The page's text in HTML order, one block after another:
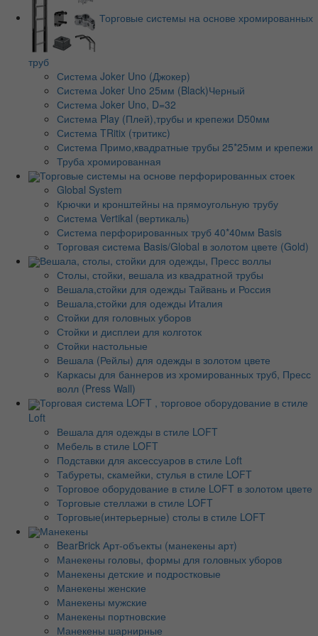
Торговые системы на основе хромированных
труб
Система Joker Uno (Джокер)
Система Joker Uno 25мм (Black)Черный
Система Joker Uno, D=32
Система Play (Плей),трубы и крепежи D50мм
Система TRitix (тритикс)
Система Примо,квадратные трубы 25*25мм и крепежи
Труба хромированная
Торговые системы на основе перфорированных стоек
Global System
Крючки и кронштейны на прямоугольную трубу
Система Vertikal (вертикаль)
Система перфорированных труб 40*40мм Basis
Торговая система Basis/Global в золотом цвете (Gold)
Вешала, столы, стойки для одежды, Пресс воллы
Столы, стойки, вешала из квадратной трубы
Вешала,стойки для одежды Тайвань и Россия
Вешала,стойки для одежды Италия
Стойки для головных уборов
Стойки и дисплеи для колготок
Стойки настольные
Вешала (Рейлы) для одежды в золотом цвете
Каркасы для баннеров из хромированных труб, Пресс
волл (Press Wall)
Торговая система LOFT , торговое оборудование в стиле
Loft
Вешала для одежды в стиле LOFT
Мебель в стиле LOFT
Подставки для аксессуаров в стиле Loft
Табуреты, скамейки, стулья в стиле LOFT
Торговое оборудование в стиле LOFT в золотом цвете
Торговые стеллажи в стиле LOFT
Торговые(интерьерные) столы в стиле LOFT
Манекены
BearBrick Арт-объекты (манекены арт)
Манекены головы, формы для головных уборов
Манекены детские и подростковые
Манекены женские
Манекены мужские
Манекены портновские
Манекены шарнирные